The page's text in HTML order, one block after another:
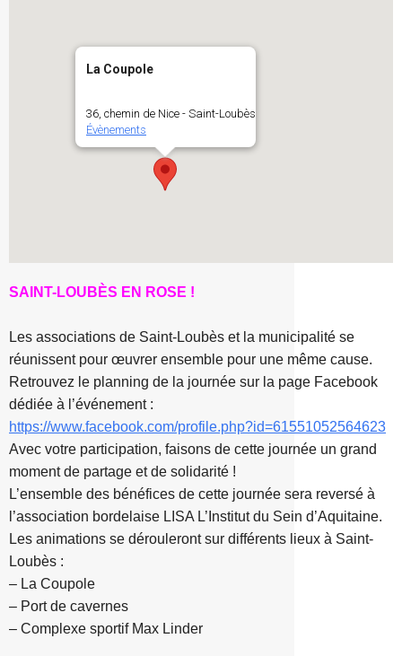
La Coupole
36, chemin de Nice - Saint-Loubès
Évènements
SAINT-LOUBÈS EN ROSE !
Les associations de Saint-Loubès et la municipalité se
réunissent pour œuvrer ensemble pour une même cause.
Retrouvez le planning de la journée sur la page Facebook
dédiée à l’événement :
https://www.facebook.com/profile.php?id=61551052564623
Avec votre participation, faisons de cette journée un grand
moment de partage et de solidarité !
L’ensemble des bénéfices de cette journée sera reversé à
l’association bordelaise LISA L’Institut du Sein d’Aquitaine.
Les animations se dérouleront sur différents lieux à Saint-
Loubès :
– La Coupole
– Port de cavernes
– Complexe sportif Max Linder